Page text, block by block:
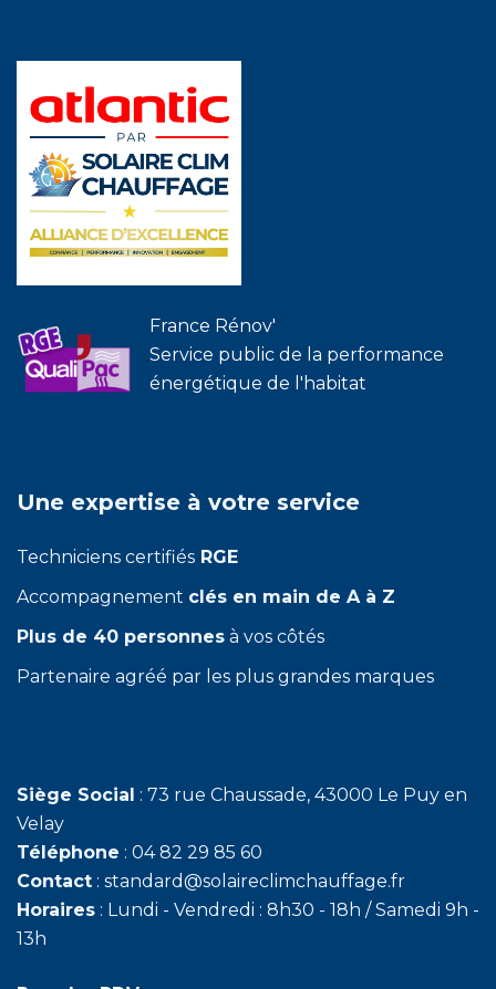
France Rénov'
Service public de la performance
énergétique de l'habitat
Une expertise à votre service
Techniciens certifiés RGE
Accompagnement clés en main de A à Z
Plus de 40 personnes à vos côtés
Partenaire agréé par les plus grandes marques
Siège Social : 73 rue Chaussade, 43000 Le Puy en
Velay
Téléphone : 04 82 29 85 60
Contact : standard@solaireclimchauffage.fr
Horaires : Lundi - Vendredi : 8h30 - 18h / Samedi 9h -
13h